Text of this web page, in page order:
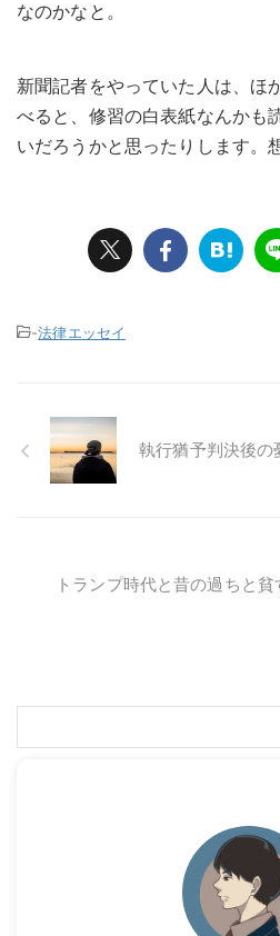
なのかなと。
新聞記者をやっていた人は、ほ
べると、修習の白表紙なんかも
いだろうかと思ったりします。
-法律エッセイ
執行猶予判決後の
トランプ時代と昔の過ちと